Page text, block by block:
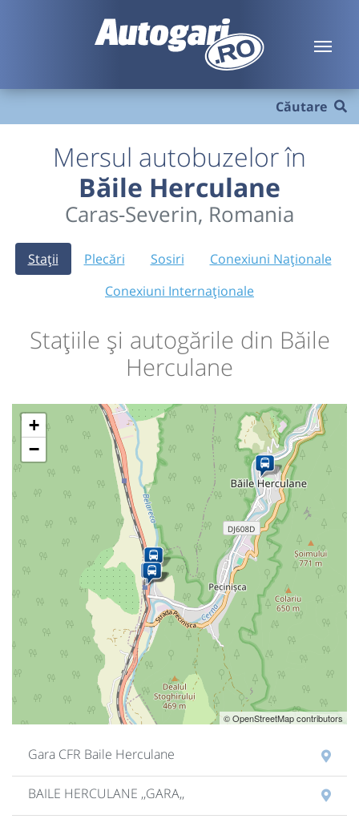
Căutare
Mersul autobuzelor în
Băile Herculane
Caras-Severin, Romania
Stații Plecări Sosiri
Conexiuni Naționale
Conexiuni Internaționale
Stațiile și autogările din Băile
Herculane
+
−
© OpenStreetMap contributors
Gara CFR Baile Herculane
BAILE HERCULANE ,,GARA,,